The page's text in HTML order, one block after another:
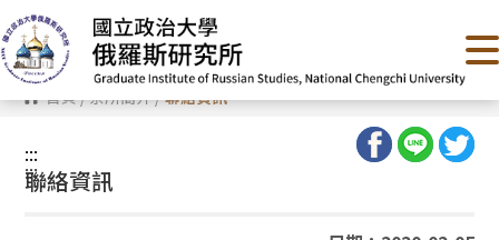
跳
到
主
要
內
容 首頁/系所簡介/聯絡資訊
:::
:::
聯絡資訊